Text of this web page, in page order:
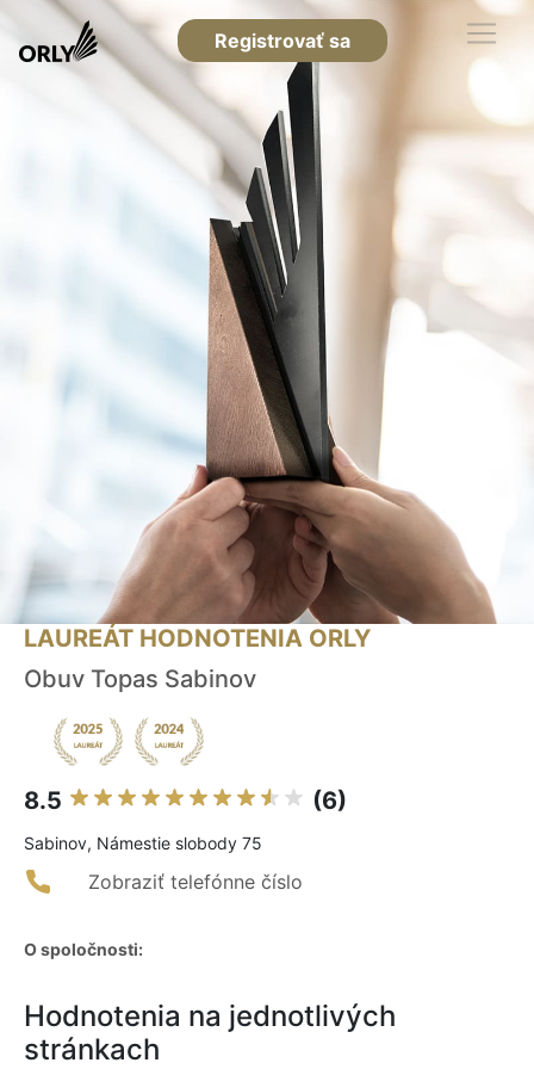
Registrovať sa
LAUREÁT HODNOTENIA ORLY
Obuv Topas Sabinov
8.5 (6)
Sabinov, Námestie slobody 75
Zobraziť telefónne číslo
O spoločnosti:
Hodnotenia na jednotlivých
stránkach